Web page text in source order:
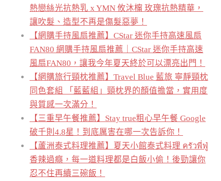
熱戀絲光抗熱乳 x YMN 攸沐橣 玫瑰抗熱精華，
讓吹髮、造型不再是傷髮惡夢！
【網購手持風扇推薦】CStar 迷你手持高速風扇
FAN80 網購手持風扇推薦｜CStar 迷你手持高速
風扇FAN80，讓我今年夏天終於可以漂亮出門！
【網購旅行頸枕推薦】Travel Blue 藍旅 寧靜頸枕
同色套組 「藍藍組」頸枕界的顏值擔當，實用度
與質感一次滿分！
【三重早午餐推薦】Stay true粗心早午餐 Google
破千則4.8星！到底厲害在哪一次告訴你！
【蘆洲泰式料理推薦】夏天小館泰式料理 ครัวพี่ฟู่
香辣過癮，每一道料理都是白飯小偷！後勁讓你
忍不住再續三碗飯！